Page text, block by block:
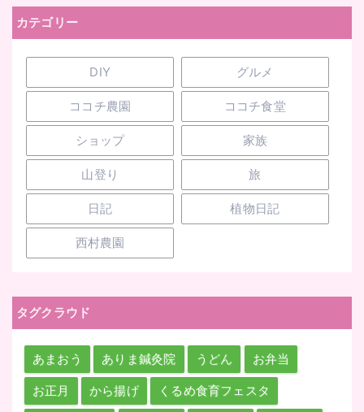
カテゴリー
DIY グルメ
ココチ農園 ココチ食堂
ショップ 家族
山登り 旅
日記 植物日記
西村農園
タグクラウド
あまおう ありま鍼灸院 うどん お弁当
お正月 から揚げ くるめ食育フェスタ